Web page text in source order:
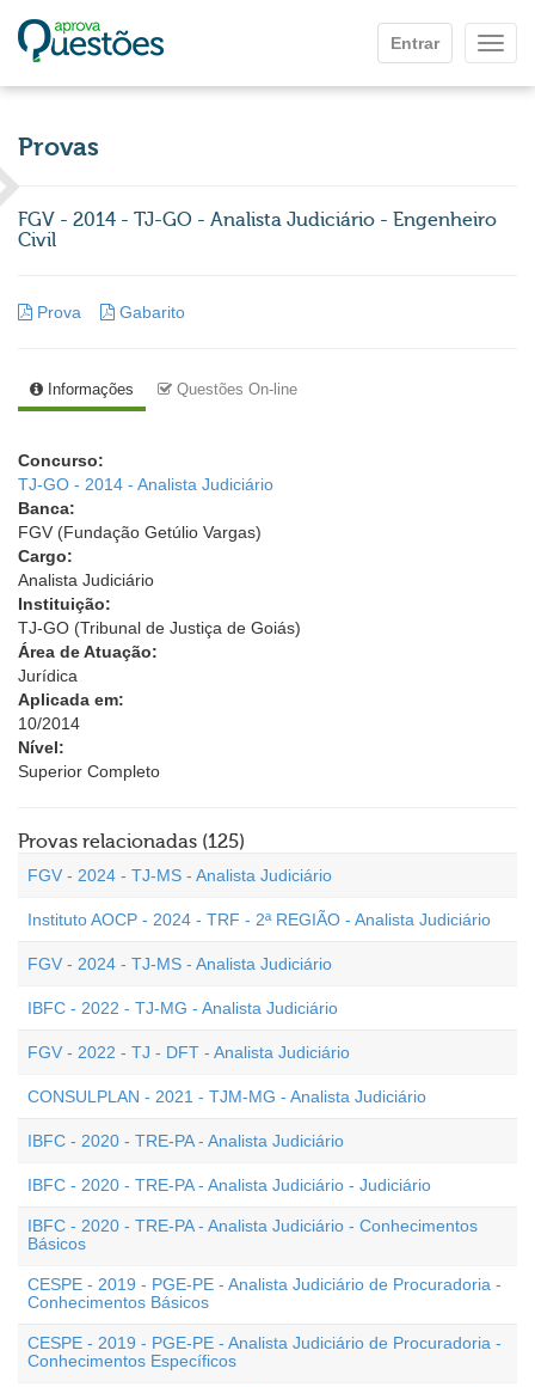
Entrar
Provas
FGV - 2014 - TJ-GO - Analista Judiciário - Engenheiro
Civil
Prova Gabarito
Informações Questões On-line
Concurso:
TJ-GO - 2014 - Analista Judiciário
Banca:
FGV (Fundação Getúlio Vargas)
Cargo:
Analista Judiciário
Instituição:
TJ-GO (Tribunal de Justiça de Goiás)
Área de Atuação:
Jurídica
Aplicada em:
10/2014
Nível:
Superior Completo
Provas relacionadas (125)
FGV - 2024 - TJ-MS - Analista Judiciário
Instituto AOCP - 2024 - TRF - 2ª REGIÃO - Analista Judiciário
FGV - 2024 - TJ-MS - Analista Judiciário
IBFC - 2022 - TJ-MG - Analista Judiciário
FGV - 2022 - TJ - DFT - Analista Judiciário
CONSULPLAN - 2021 - TJM-MG - Analista Judiciário
IBFC - 2020 - TRE-PA - Analista Judiciário
IBFC - 2020 - TRE-PA - Analista Judiciário - Judiciário
IBFC - 2020 - TRE-PA - Analista Judiciário - Conhecimentos
Básicos
CESPE - 2019 - PGE-PE - Analista Judiciário de Procuradoria -
Conhecimentos Básicos
CESPE - 2019 - PGE-PE - Analista Judiciário de Procuradoria -
Conhecimentos Específicos